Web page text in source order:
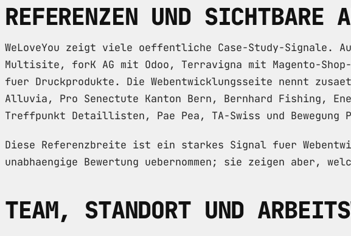
REFERENZEN UND SICHTBARE
WeLoveYou zeigt viele oeffentliche Case-Study-Signale.
Multisite, forK AG mit Odoo, Terravigna mit Magento-
fuer Druckprodukte. Die Webentwicklungsseite nennt
Alluvia, Pro Senectute Kanton Bern, Bernhard Fishing,
Treffpunkt Detaillisten, Pae Pea, TA-Swiss und Bewegung
Diese Referenzbreite ist ein starkes Signal fuer
unabhaengige Bewertung uebernommen; sie zeigen aber,
TEAM, STANDORT UND